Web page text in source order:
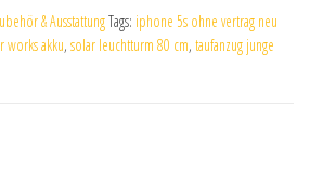
& AusstattungTags: iphone 5s ohne vertrag neu
works akku, solar leuchtturm 80 cm, taufanzug junge